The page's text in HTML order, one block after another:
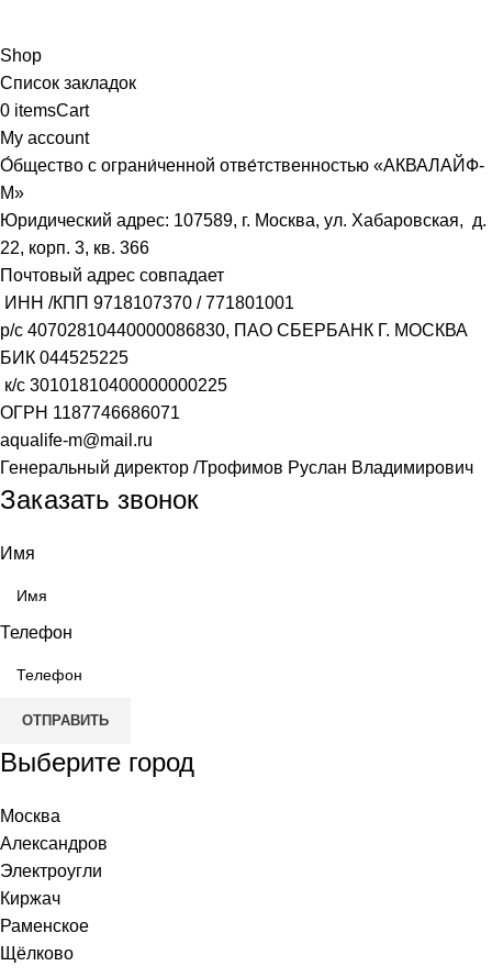
Shop
Список закладок
0 itemsCart
My account
О́бщество с ограни́ченной отве́тственностью «АКВАЛАЙФ-
М»
Юридический адрес: 107589, г. Москва, ул. Хабаровская, д.
22, корп. 3, кв. 366
Почтовый адрес совпадает
ИНН /КПП 9718107370 /771801001
р/с 40702810440000086830, ПАО СБЕРБАНК Г. МОСКВА
БИК 044525225
к/с 30101810400000000225
ОГРН 1187746686071
aqualife-m@mail.ru
Генеральный директор /Трофимов Руслан Владимирович
Заказать звонок
Имя
Телефон
ОТПРАВИТЬ
Выберите город
Москва
Александров
Электроугли
Киржач
Раменское
Щёлково